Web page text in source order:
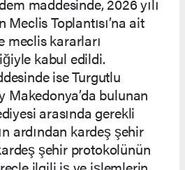
Toplantısı’na ait
meclis kararları
kabul edildi.
ise Turgutlu
Makedonya’da bulunan
arasında gerekli
ardından kardeş şehir
şehir protokolünün